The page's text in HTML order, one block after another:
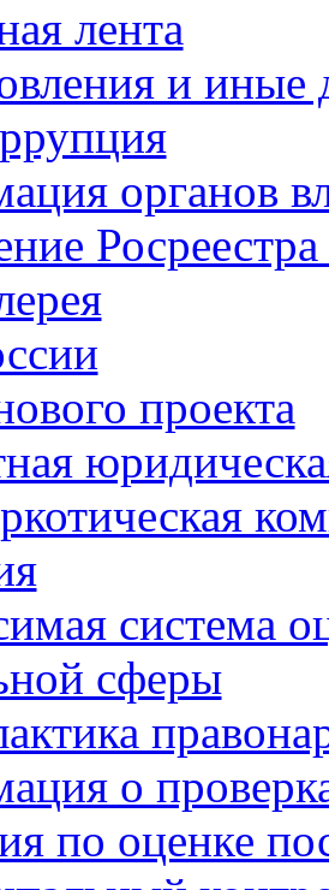
лента
и иные
органов
проекта
система
сферы
о
по оценке